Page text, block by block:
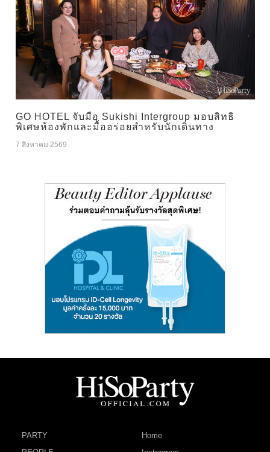
GO HOTEL จับมือ Sukishi Intergroup มอบสิทธิ
พิเศษห้องพักและมื้ออร่อยสำหรับนักเดินทาง
7 สิงหาคม 2569
PARTY
Home